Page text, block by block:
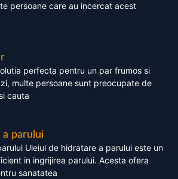
persoane care au incercat acest
perfecta pentru un par frumos si
multe persoane sunt preocupate de
cauta
a parului
Uleiul de hidratare a parului este un
in ingrijirea parului. Acesta ofera
sanatatea